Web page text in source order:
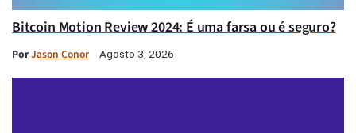
Bitcoin Motion Review 2024: É uma farsa ou é seguro?
PorJason Conor Agosto 3, 2026